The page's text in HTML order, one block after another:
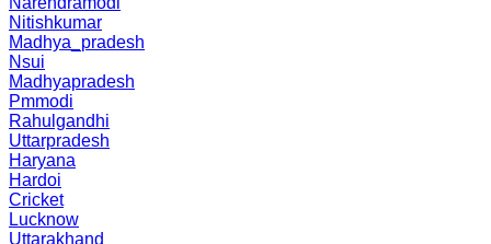
Nitishkumar
Madhya_pradesh
Nsui
Madhyapradesh
Pmmodi
Rahulgandhi
Uttarpradesh
Haryana
Hardoi
Cricket
Lucknow
Uttarakhand